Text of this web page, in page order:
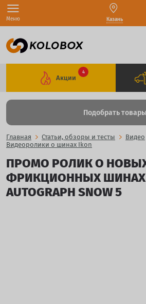
Меню Казань
Акции
4
Подобрать товары
Главная Статьи, обзоры и тесты
Видео
Видеоролики о шинах Ikon
ПРОМО РОЛИК О
ФРИКЦИОННЫХ ШИНАХ
AUTOGRAPH SNOW 5